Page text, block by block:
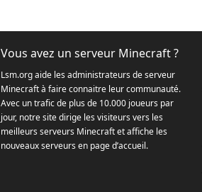
Vous avez un serveur Minecraft ?
Lsm.org aide les administrateurs de serveur
Minecraft à faire connaitre leur communauté.
Avec un trafic de plus de 10.000 joueurs par
jour, notre site dirige les visiteurs vers les
meilleurs serveurs Minecraft et affiche les
nouveaux serveurs en page d’accueil.